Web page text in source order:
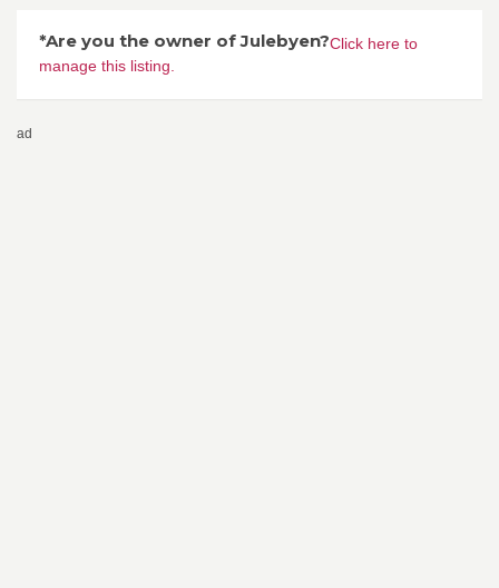
*Are you the owner of Julebyen?Click here to
manage this listing.
ad